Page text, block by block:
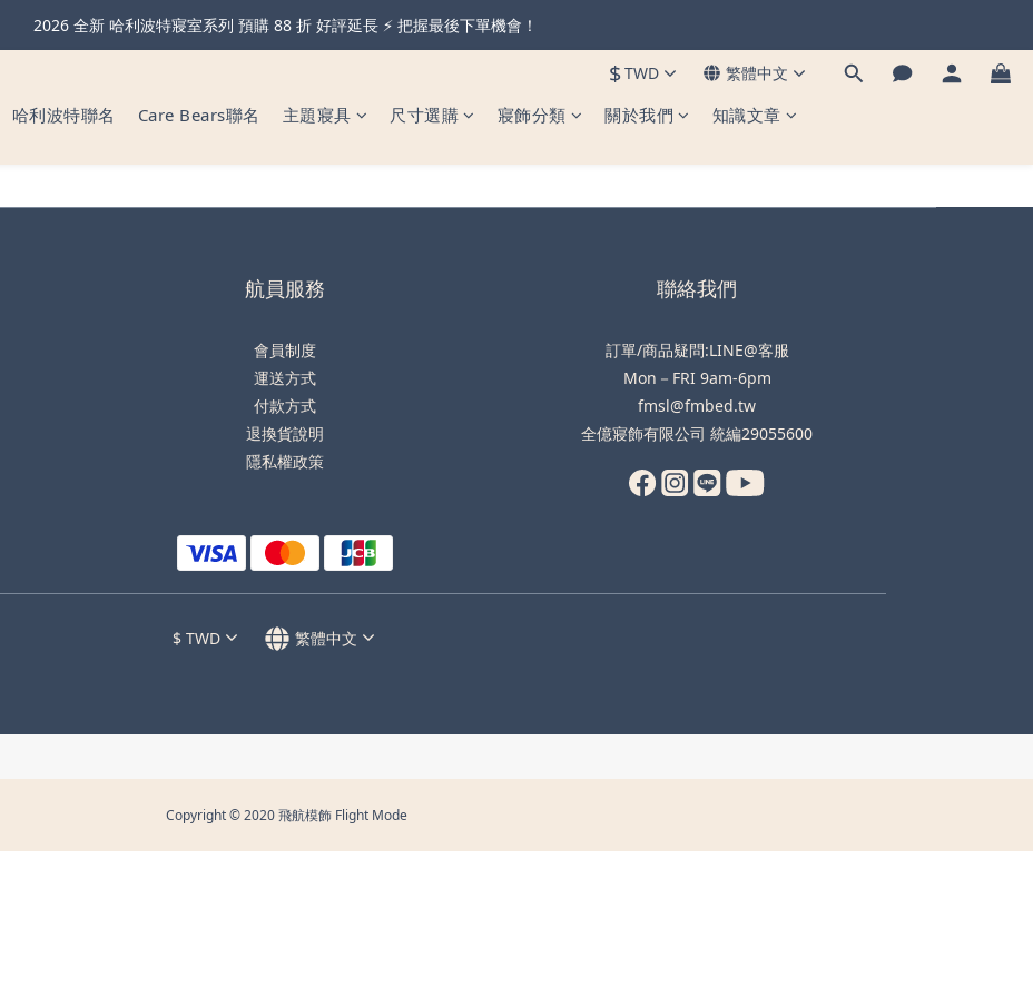
暖心父親節・天絲全系列＆純棉雙層紗 不限金額 享 88 折！現在下單 父親節前到貨 ✨
2026 全新 哈利波特寢室系列 預購 88 折 好評延長 ⚡️ 把握最後下單機會！
暖心父親節・天絲全系列＆純棉雙層紗 不限金額 享 88 折！現在下單 父親節前到貨 ✨
$TWD 繁體中文
哈利波特聯名 Care Bears聯名 主題寢具 尺寸選購 寢飾分類 關於我們 知識文章
航員服務
會員制度
運送方式
付款方式
退換貨說明
隱私權政策
聯絡我們
訂單/商品疑問:LINE@客服
Mon－FRI 9am-6pm
fmsl@fmbed.tw
全億寢飾有限公司 統編29055600
$ TWD 繁體中文
Copyright © 2020 飛航模飾 Flight Mode